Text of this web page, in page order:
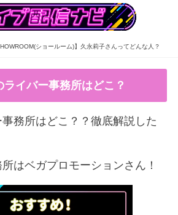
ショールーム)】久永莉子さんってどんな人？
ライバー事務所はどこ？
務所はどこ？？徹底解説した
はベガプロモーションさん！